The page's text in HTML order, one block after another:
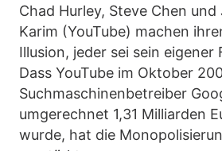
Chad Hurley, Steve Chen und
Karim (YouTube) machen
Illusion, jeder sei sein eigener
Dass YouTube im Oktober
Suchmaschinenbetreiber
umgerechnet 1,31 Milliarden
wurde, hat die